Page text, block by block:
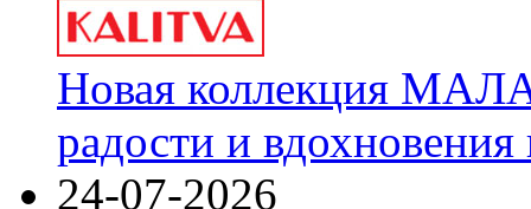
Новая коллекция
радости и
24-07-2026